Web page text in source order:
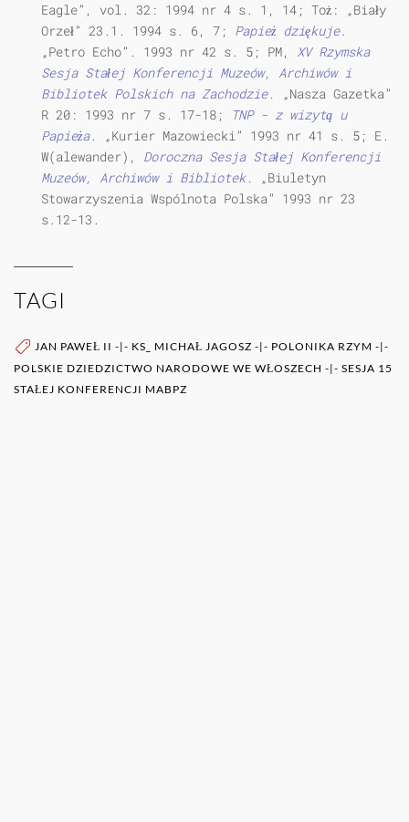
Eagle”, vol. 32: 1994 nr 4 s. 1, 14; Toż: „Biały
Orzeł” 23.1. 1994 s. 6, 7; Papież dziękuje.
„Petro Echo”. 1993 nr 42 s. 5; PM, XV Rzymska
Sesja Stałej Konferencji Muzeów, Archiwów i
Bibliotek Polskich na Zachodzie.
„Nasza Gazetka”
R 20: 1993 nr 7 s. 17-18;
TNP - z wizytą u
Papieża. „Kurier Mazowiecki” 1993 nr 41 s. 5; E.
W(alewander), Doroczna Sesja Stałej Konferencji
Muzeów, Archiwów i Bibliotek.
„Biuletyn
Stowarzyszenia Wspólnota Polska” 1993 nr 23
s.12-13.
TAGI
JAN PAWEŁ II -|- KS_ MICHAŁ JAGOSZ -|- POLONIKA RZYM -|-
POLSKIE DZIEDZICTWO NARODOWE WE WŁOSZECH -|- SESJA 15
STAŁEJ KONFERENCJI MABPZ